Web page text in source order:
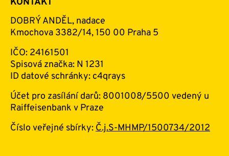
DOBRÝ ANDĚL, nadace
Kmochova 3382/14, 150 00 Praha 5
IČO: 24161501
Spisová značka: N 1231
ID datové schránky: c4qrays
Účet pro zasílání darů: 8001008/5500 vedený u
Raiffeisenbank v Praze
Číslo veřejné sbírky:Č.j.S-MHMP/1500734/2012